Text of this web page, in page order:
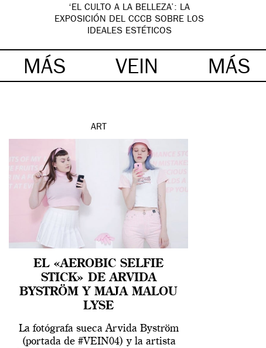
‘EL CULTO A LA BELLEZA’: LA
EXPOSICIÓN DEL CCCB SOBRE LOS
IDEALES ESTÉTICOS
MÁS VEIN MÁS
ART
EL «AEROBIC SELFIE
STICK» DE ARVIDA
BYSTRÖM Y MAJA MALOU
LYSE
La fotógrafa sueca Arvida Byström
(portada de #VEIN04) y la artista